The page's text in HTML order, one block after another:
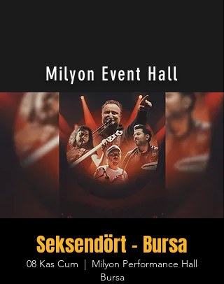
Milyon Event Hall
Seksendört - Bursa
08 Kas Cum
  |
Milyon Performance Hall
Bursa